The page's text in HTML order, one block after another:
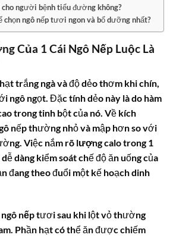
người bệnh tiểu đường không?
chọn ngô nếp tươi ngon và bổ dưỡng nhất?
Của 1 Cái Ngô Nếp Luộc Là
trắng ngà và độ dẻo thơm khi chín,
ngô ngọt. Đặc tính dẻo này là do hàm
trong tinh bột của nó. Về kích
nếp thường nhỏ và mập hơn so với
Việc nắm rõ lượng calo trong 1
dàng kiểm soát chế độ ăn uống của
đang theo đuổi một kế hoạch dinh
nếptươi sau khi lột vỏ thường
Phần hạt có thể ăn được chiếm